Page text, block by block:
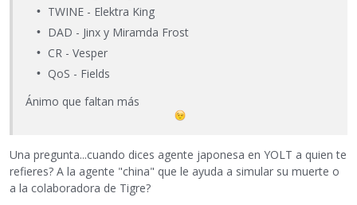
TWINE - Elektra King
DAD - Jinx y Miramda Frost
CR - Vesper
QoS - Fields
Ánimo que faltan más
Una pregunta...cuando dices agente japonesa en YOLT a quien te
refieres? A la agente "china" que le ayuda a simular su muerte o
a la colaboradora de Tigre?